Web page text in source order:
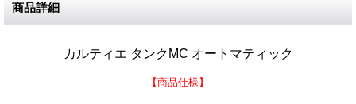
商品詳細
カルティエ タンクMC オートマティック
【商品仕様】